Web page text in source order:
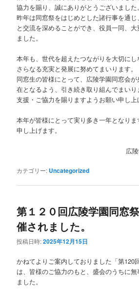
協力を賜り、誠にありがとうございました。
昨年は同窓祭をはじめとした諸行事を通
と交流を深めることができ、役員一同、
ました。
本年も、世代を超えたつながりを大切に
さらなる充実と発展に努めてまいります。
同窓生の皆様にとって、広陵学園同窓会
在となるよう、引き続き取り組んでまい
支援・ご協力を賜りますようお願い申し上
本年が皆様にとって実り多き一年となり
申し上げます。
広
カテゴリー: Uncategorized
第１２０回広陵学園同窓
催されました。
投稿日時:2025年12月15日
かねてよりご案内しておりました「第120
は、皆様のご協力のもと、盛会のうちに
ました。